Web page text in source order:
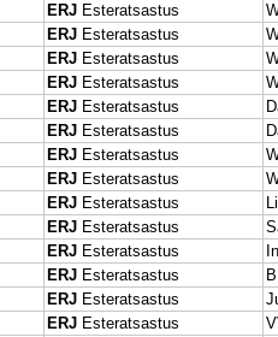
ERJEsteratsastus
ERJEsteratsastus
ERJEsteratsastus
ERJEsteratsastus
ERJEsteratsastus
ERJEsteratsastus
ERJEsteratsastus
ERJEsteratsastus
ERJEsteratsastus
ERJEsteratsastus
ERJEsteratsastus
ERJEsteratsastus
ERJEsteratsastus
ERJEsteratsastus